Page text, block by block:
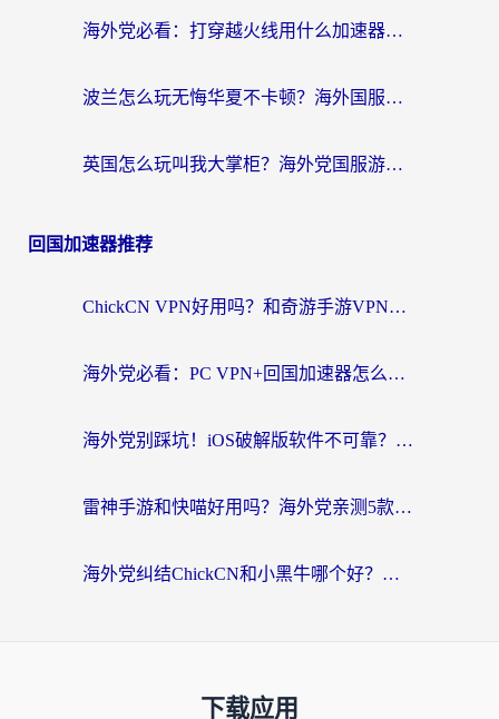
海外党必看：打穿越火线用什么加速器？解决延迟卡顿，还能玩奇妙拼图世界和第五人格
波兰怎么玩无悔华夏不卡顿？海外国服游戏加速器终极指南（附征途2萤火突击解决方案）
英国怎么玩叫我大掌柜？海外党国服游戏加速避坑指南（附实测推荐）
回国加速器推荐
ChickCN VPN好用吗？和奇游手游VPN对比哪个回国效果更好？海外党亲测实用指南
海外党必看：PC VPN+回国加速器怎么选？无缝访问国内资源全攻略
海外党别踩坑！iOS破解版软件不可靠？教你选对回国加速器无缝看国内资源
雷神手游和快喵好用吗？海外党亲测5款回国加速器，附斧牛Bling对比+微信视频号解决办法
海外党纠结ChickCN和小黑牛哪个好？一篇帮你选对回国加速器的实用指南
下载应用